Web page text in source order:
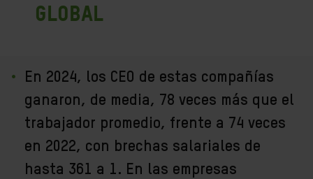
global
En 2024, los CEO de estas compañías
ganaron, de media, 78 veces más que el
trabajador promedio, frente a 74 veces
en 2022, con brechas salariales de
hasta 361 a 1. En las empresas